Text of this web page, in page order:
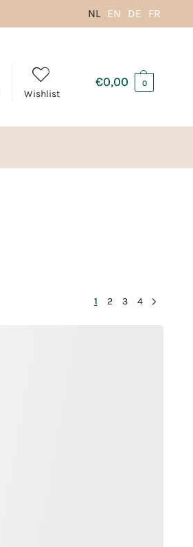
NL EN DE FR
Wishlist
€0,00 0
1 2 3 4